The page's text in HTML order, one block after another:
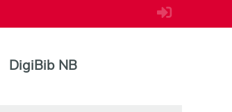
DigiBib NB